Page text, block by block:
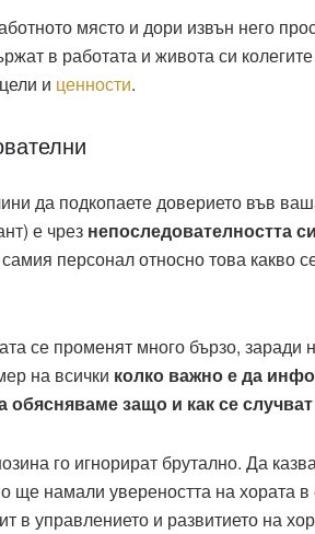
място и дори извън него
в работата и живота си
и ценности.
да подкопаете доверието във
е чрез непоследователността си
персонал относно това какво
се променят много бързо,
на всички колко важно е да
обясняваме защо и как се
го игнорират брутално. Да
ще намали увереността на хората
в управлението и развитието на